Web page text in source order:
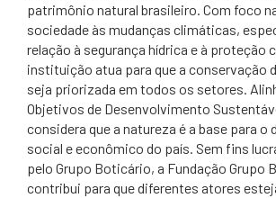
patrimônio natural brasileiro. Com foco
sociedade às mudanças climáticas,
relação à segurança hídrica e à proteção
instituição atua para que a conservação
seja priorizada em todos os setores.
Objetivos de Desenvolvimento
considera que a natureza é a base para
social e econômico do país. Sem fins
pelo Grupo Boticário, a Fundação Grupo
contribui para que diferentes atores